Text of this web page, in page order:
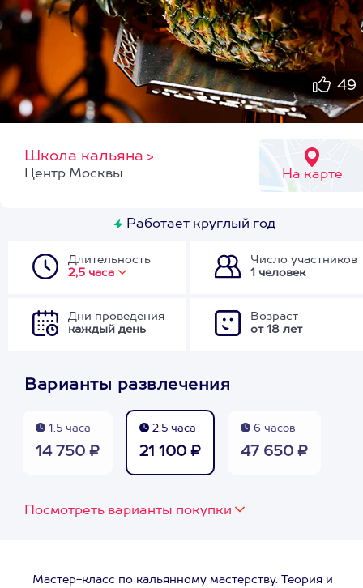
49
Школа кальяна >
На карте
Центр Москвы
Работает круглый год
Длительность
2,5 часа
Число участников
1 человек
Дни проведения
каждый день
Возраст
от 18 лет
Варианты развлечения
1,5 часа
14 750 ₽
2,5 часа
21 100 ₽
6 часов
47 650 ₽
Посмотреть варианты покупки
Мастер-класс по кальянному мастерству. Теория и